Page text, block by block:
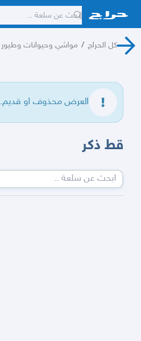
كل الحراج / مواشي وحيوانات وطيور
العرض محذوف او قديم.
قط ذكر